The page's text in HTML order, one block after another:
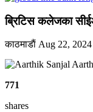
ब्रिटिस कलेजका
काठमाडाैं Aug 22, 2024
771
shares